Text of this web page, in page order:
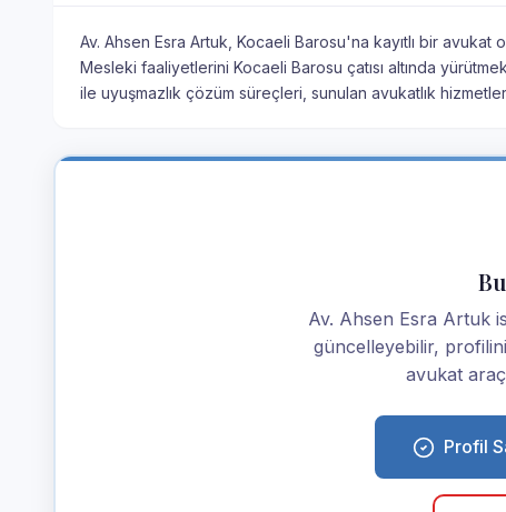
Av. Ahsen Esra Artuk, Kocaeli Barosu'na kayıtlı bir
Mesleki faaliyetlerini Kocaeli Barosu çatısı altında
ile uyuşmazlık çözüm süreçleri, sunulan avukatlık
Av. Ahsen Esra Artuk
güncelleyebilir,
avukat
Profil